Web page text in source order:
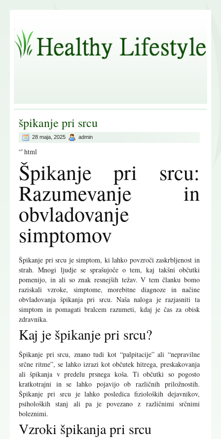
špikanje pri srcu
28 maja, 2025 admin
“`html
Špikanje pri srcu:
Razumevanje in
obvladovanje
simptomov
Špikanje pri srcu je simptom, ki lahko povzroči zaskrbljenost in
strah. Mnogi ljudje se sprašujoče o tem, kaj takšni občutki
pomenijo, in ali so znak resnejših težav. V tem članku bomo
raziskali vzroke, simptome, morebitne diagnoze in načine
obvladovanja špikanja pri srcu. Naša naloga je razjasniti ta
simptom in pomagati bralcem razumeti, kdaj je čas za obisk
zdravnika.
Kaj je špikanje pri srcu?
Špikanje pri srcu, znano tudi kot “palpitacije” ali “nepravilne
srčne ritme”, se lahko izrazi kot občutek hitrega, preskakovanja
ali špikanja v predelu prsnega koša. Ti občutki so pogosto
kratkotrajni in se lahko pojavijo ob različnih priložnostih.
Špikanje pri srcu je lahko posledica fizioloških dejavnikov,
psiholoških stanj ali pa je povezano z različnimi srčnimi
boleznimi.
Vzroki špikanja pri srcu